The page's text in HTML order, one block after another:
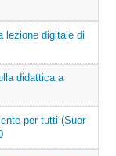
lezione digitale di
didattica a
per tutti (Suor